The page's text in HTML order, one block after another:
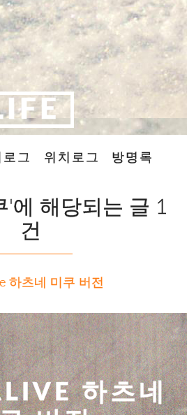
그 위치로그 방명록
'에 해당되는 글 1
건
하츠네 미쿠 버전
하츠네